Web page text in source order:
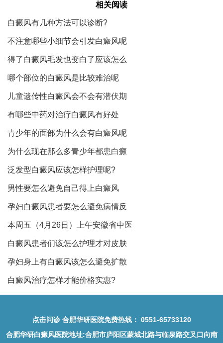
相关阅读
白癜风有几种方法可以诊断?
不注意哪些小细节会引发白癜风呢
得了白癜风毛发也变白了应该怎么
哪个部位的白癜风是比较难治呢
儿童遗传性白癜风会不会有潜伏期
有哪些中药对治疗白癜风有好处
青少年的面部为什么会有白癜风呢
为什么现在那么多青少年都患白癜
泛发型白癜风应该怎样护理呢?
男性要怎么避免自己得上白癜风
孕妇白癜风患者要怎么避免病情反
本周五（4月26日）上午安徽省中医
白癜风患者们该怎么护理才对皮肤
孕妇身上有白癜风该怎么避免扩散
白癜风治疗怎样才能价格实惠?
点击问诊合肥华研医院免费热线： 0551-65733120
合肥华研白癜风医院地址:合肥市庐阳区蒙城北路与临泉路交叉口向南